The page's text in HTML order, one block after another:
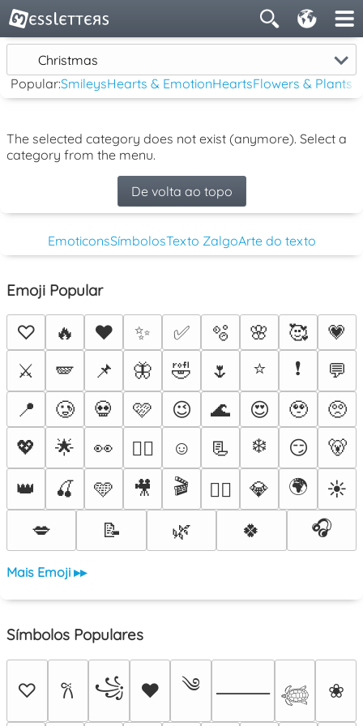
Christmas
Popular:SmileysHearts & EmotionHeartsFlowers & Plants
The selected category does not exist (anymore). Select a
category from the menu.
De volta ao topo
EmoticonsSímbolosTexto ZalgoArte do texto
Emoji Popular
♡ 🔥 ❤️ ✨ ✅ 🫧 🌸 🥰
💗
⚔️
🪽 📌 🦋 🤣 🌷 ⭐ ❗
💬
📍
🥲 💀 🩷 😉 🌊 😍 🥹
🥺
💖
🌟 👀 ❤️‍🔥 ☺️ 📃 ❄️ 😏
🐻
👑
🍒 🩵 🎥 🎬 🐦‍🔥 💎 🌍
☀️
💋
📝 🌿 🍀 🎧
Mais Emoji ▸▸
Símbolos Populares
♡ 𐙚 ꧁ ♥ ༄ ⸻ 𓆉 ❀